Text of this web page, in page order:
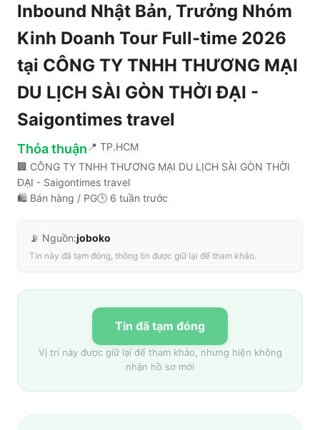
Inbound Nhật Bản, Trưởng Nhóm
Kinh Doanh Tour Full-time 2026
tại CÔNG TY TNHH THƯƠNG MẠI
DU LỊCH SÀI GÒN THỜI ĐẠI -
Saigontimes travel
Thỏa thuận 📍 TP.HCM
🏢 CÔNG TY TNHH THƯƠNG MẠI DU LỊCH SÀI GÒN THỜI
ĐẠI - Saigontimes travel
🛍️ Bán hàng / PG🕒 6 tuần trước
📡 Nguồn:joboko
Tin này đã tạm đóng, thông tin được giữ lại để tham khảo.
Tin đã tạm đóng
Vị trí này được giữ lại để tham khảo, nhưng hiện không
nhận hồ sơ mới